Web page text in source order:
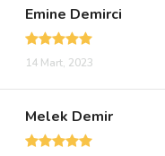
Emine Demirci
14 Mart, 2023
Melek Demir